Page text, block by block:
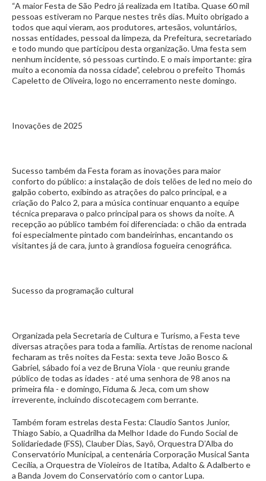
“A maior Festa de São Pedro já realizada em Itatiba. Quase 60 mil
pessoas estiveram no Parque nestes três dias. Muito obrigado a
todos que aqui vieram, aos produtores, artesãos, voluntários,
nossas entidades, pessoal da limpeza, da Prefeitura, secretariado
e todo mundo que participou desta organização. Uma festa sem
nenhum incidente, só pessoas curtindo. E o mais importante: gira
muito a economia da nossa cidade”, celebrou o prefeito Thomás
Capeletto de Oliveira, logo no encerramento neste domingo.
Inovações de 2025
Sucesso também da Festa foram as inovações para maior
conforto do público: a instalação de dois telões de led no meio do
galpão coberto, exibindo as atrações do palco principal, e a
criação do Palco 2, para a música continuar enquanto a equipe
técnica preparava o palco principal para os shows da noite. A
recepção ao público também foi diferenciada: o chão da entrada
foi especialmente pintado com bandeirinhas, encantando os
visitantes já de cara, junto à grandiosa fogueira cenográfica.
Sucesso da programação cultural
Organizada pela Secretaria de Cultura e Turismo, a Festa teve
diversas atrações para toda a família. Artistas de renome nacional
fecharam as três noites da Festa: sexta teve João Bosco &
Gabriel, sábado foi a vez de Bruna Viola - que reuniu grande
público de todas as idades - até uma senhora de 98 anos na
primeira fila - e domingo, Fiduma & Jeca, com um show
irreverente, incluindo discotecagem com berrante.
Também foram estrelas desta Festa: Claudio Santos Junior,
Thiago Sabio, a Quadrilha da Melhor Idade do Fundo Social de
Solidariedade (FSS), Clauber Dias, Sayô, Orquestra D’Alba do
Conservatório Municipal, a centenária Corporação Musical Santa
Cecília, a Orquestra de Violeiros de Itatiba, Adalto & Adalberto e
a Banda Jovem do Conservatório com o cantor Lupa.